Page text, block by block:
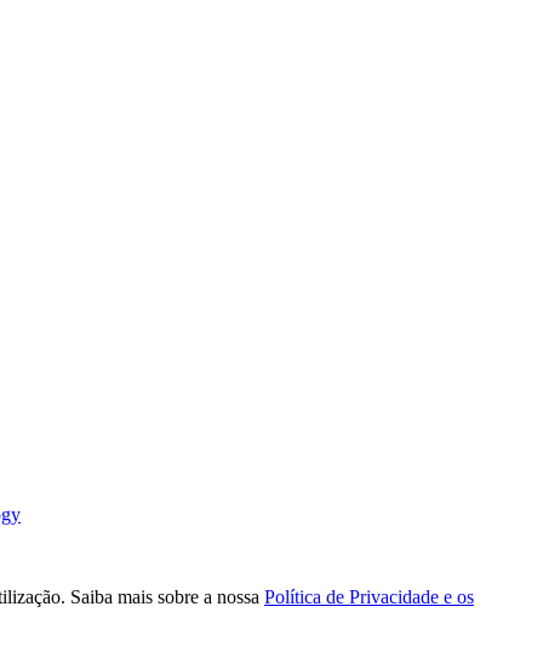
Saiba mais sobre a nossa Política de Privacidade e os